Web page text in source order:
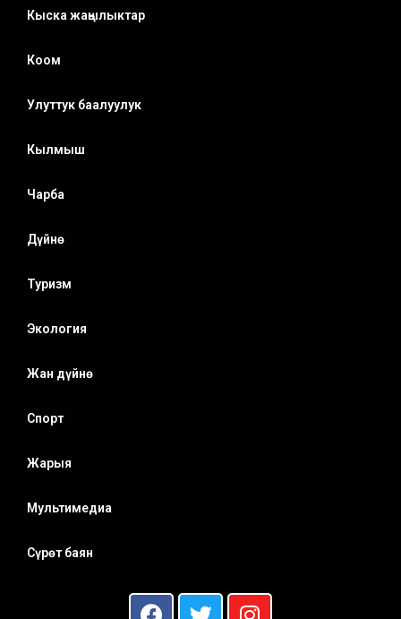
Кыска жаңылыктар
Коом
Улуттук баалуулук
Кылмыш
Чарба
Дүйнө
Туризм
Экология
Жан дүйнө
Спорт
Жарыя
Мультимедиа
Сүрөт баян